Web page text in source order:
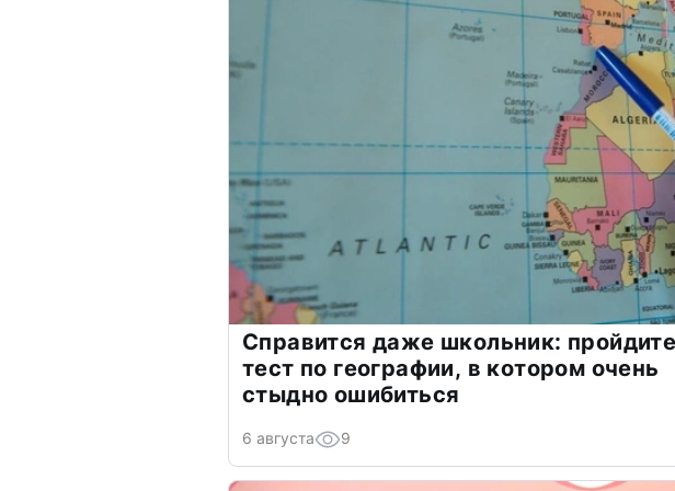
Справится даже школьник: пройдите
тест по географии, в котором очень
стыдно ошибиться
6 августа 9